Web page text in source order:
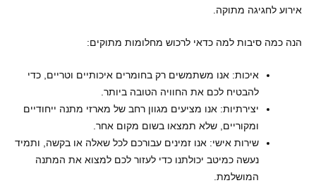
אירוע לחגיגה מתוקה.
הנה כמה סיבות למה כדאי לרכוש מחלומות מתוקים:
איכות: אנו משתמשים רק בחומרים איכותיים וטריים, כדי
להבטיח לכם את החוויה הטובה ביותר.
יצירתיות: אנו מציעים מגוון רחב של מארזי מתנה ייחודיים
ומקוריים, שלא תמצאו בשום מקום אחר.
שירות אישי: אנו זמינים עבורכם לכל שאלה או בקשה, ותמיד
נעשה כמיטב יכולתנו כדי לעזור לכם למצוא את המתנה
המושלמת.